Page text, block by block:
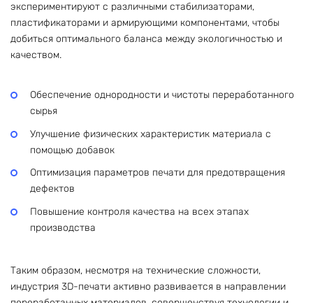
экспериментируют с различными стабилизаторами,
пластификаторами и армирующими компонентами, чтобы
добиться оптимального баланса между экологичностью и
качеством.
Обеспечение однородности и чистоты переработанного
сырья
Улучшение физических характеристик материала с
помощью добавок
Оптимизация параметров печати для предотвращения
дефектов
Повышение контроля качества на всех этапах
производства
Таким образом, несмотря на технические сложности,
индустрия 3D-печати активно развивается в направлении